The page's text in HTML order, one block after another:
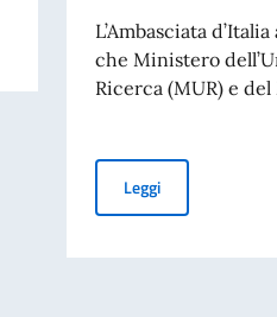
DELLE FORZE ARMATE DEL 4
to book an appointment.
L’Ambasciata
che Ministero
Ricerca (MUR) e
LeggiNuove